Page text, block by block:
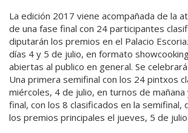
La edición 2017 viene acompañada de la
de una fase final con 24 participantes
diputarán los premios en el Palacio
días 4 y 5 de julio, en formato
abiertas al publico en general. Se
Una primera semifinal con los 24 pintxos
miércoles, 4 de julio, en turnos de mañana
final, con los 8 clasificados en la semifinal,
los premios principales el jueves, 5 de